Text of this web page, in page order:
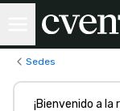
Sedes
¡Bienvenido a